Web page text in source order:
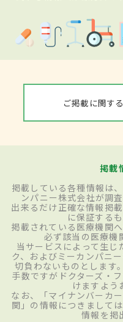
ご掲載に関す
掲載
掲載している各種情報は
ンパニー株式会社が調
出来るだけ正確な情報掲
に保証する
掲載されている医療機関
必ず該当の医療機
当サービスによって生じ
ク、およびミーカンパニ
切負わないものとします
手数ですがドクターズ・
けますよう
なお、「マイナンバーカ
関」の情報につきまして
情報を掲